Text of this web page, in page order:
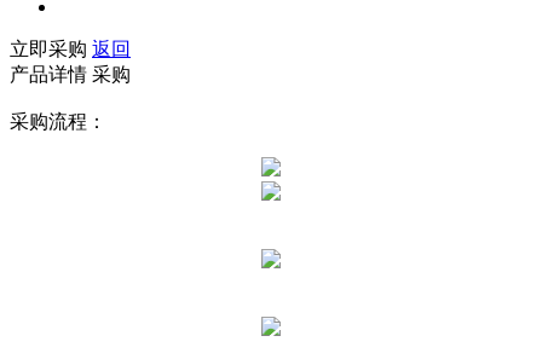
立即采购 返回
产品详情 采购
采购流程：